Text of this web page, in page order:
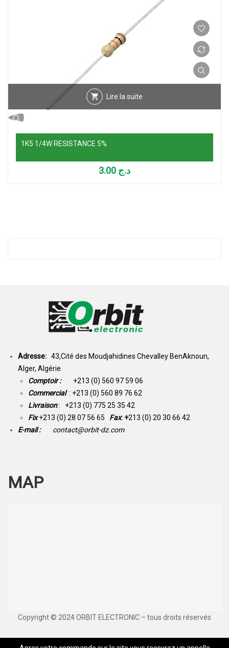
Lire la suite
1K5 1/4W RESISTANCE 5%
د.ج
Adresse: 43,Cité des Moudjahidines Chevalley BenAknoun,
Alger, Algérie
Comptoir : +213 (0) 560 97 59 06
Commercial : +213 (0) 560 89 76 62
Livraison: +213 (0) 775 25 35 42
Fix +213 (0) 28 07 56 65 Fax: +213 (0) 20 30 66 42
E-mail :
contact@orbit-dz.com
MAP
Copyright © 2024 ORBIT ELECTRONIC – tous droits réservés